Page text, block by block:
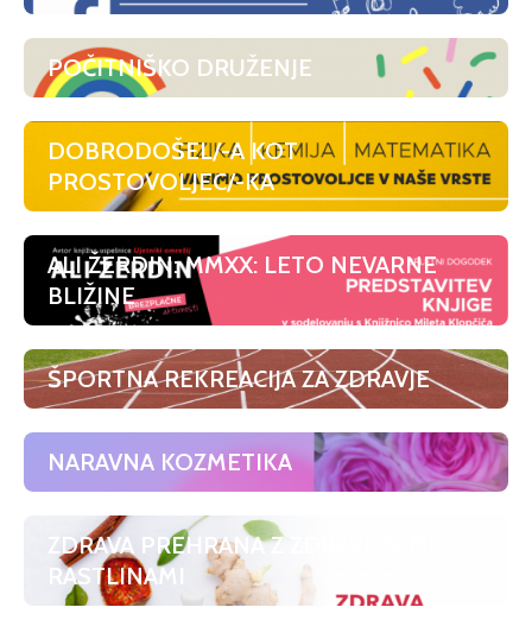
POČITNIŠKO DRUŽENJE
DOBRODOŠEL/-A KOT
PROSTOVOLJEC/-KA
ALI ŽERDIN: MMXX: LETO NEVARNE
BLIŽINE
ŠPORTNA REKREACIJA ZA ZDRAVJE
NARAVNA KOZMETIKA
ZDRAVA PREHRANA Z ZDRAVILNIMI
RASTLINAMI